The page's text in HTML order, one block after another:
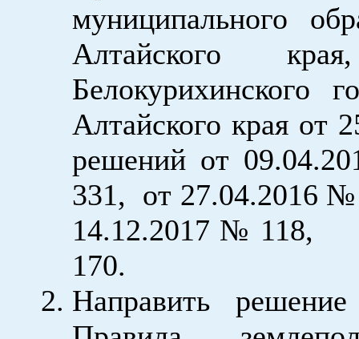
муниципального
Алтайского
Белокурихинского
Алтайского края от
решений от
331, от 27.04.2016
14.12.2017 №
170.
Направить